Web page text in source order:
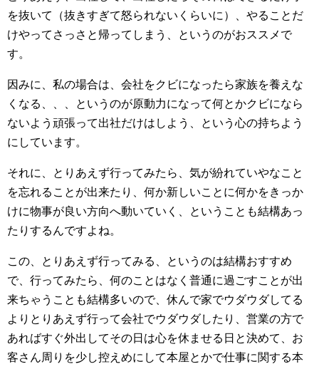
を抜いて（抜きすぎて怒られないくらいに）、やることだ
けやってさっさと帰ってしまう、というのがおススメで
す。
因みに、私の場合は、会社をクビになったら家族を養えな
くなる、、、というのが原動力になって何とかクビになら
ないよう頑張って出社だけはしよう、という心の持ちよう
にしています。
それに、とりあえず行ってみたら、気が紛れていやなこと
を忘れることが出来たり、何か新しいことに何かをきっか
けに物事が良い方向へ動いていく、ということも結構あっ
たりするんですよね。
この、とりあえず行ってみる、というのは結構おすすめ
で、行ってみたら、何のことはなく普通に過ごすことが出
来ちゃうことも結構多いので、休んで家でウダウダしてる
よりとりあえず行って会社でウダウダしたり、営業の方で
あればすぐ外出してその日は心を休ませる日と決めて、お
客さん周りを少し控えめにして本屋とかで仕事に関する本